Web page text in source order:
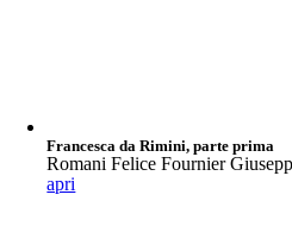
Francesca da Rimini, parte prima
Romani Felice Fournier
apri